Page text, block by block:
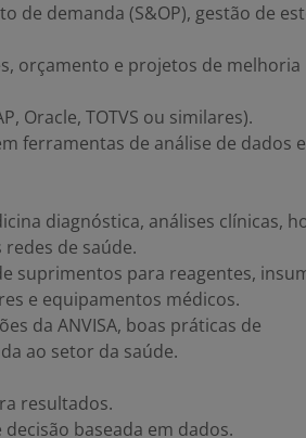
de demanda (S&OP), gestão de
orçamento e projetos de melhoria
Oracle, TOTVS ou similares).
ferramentas de análise de dados e
diagnóstica, análises clínicas,
de saúde.
suprimentos para reagentes,
e equipamentos médicos.
da ANVISA, boas práticas de
ao setor da saúde.
resultados.
decisão baseada em dados.